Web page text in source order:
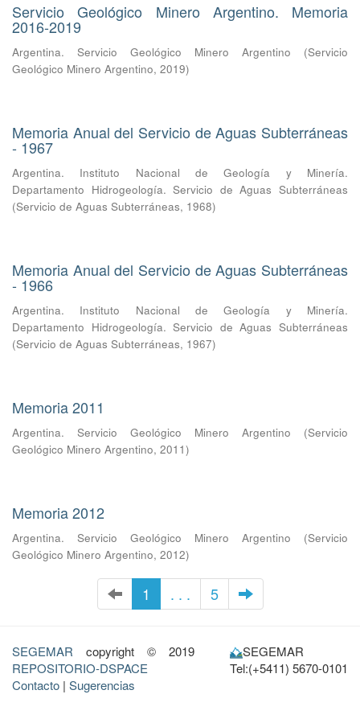
Servicio Geológico Minero Argentino. Memoria
2016-2019
Argentina. Servicio Geológico Minero Argentino (Servicio
Geológico Minero Argentino, 2019)
Memoria Anual del Servicio de Aguas Subterráneas
- 1967
Argentina. Instituto Nacional de Geología y Minería.
Departamento Hidrogeología. Servicio de Aguas Subterráneas
(Servicio de Aguas Subterráneas, 1968)
Memoria Anual del Servicio de Aguas Subterráneas
- 1966
Argentina. Instituto Nacional de Geología y Minería.
Departamento Hidrogeología. Servicio de Aguas Subterráneas
(Servicio de Aguas Subterráneas, 1967)
Memoria 2011
Argentina. Servicio Geológico Minero Argentino (Servicio
Geológico Minero Argentino, 2011)
Memoria 2012
Argentina. Servicio Geológico Minero Argentino (Servicio
Geológico Minero Argentino, 2012)
1 . . . 5
SEGEMAR copyright © 2019
REPOSITORIO-DSPACE
Contacto | Sugerencias
SEGEMAR
Tel:(+5411) 5670-0101